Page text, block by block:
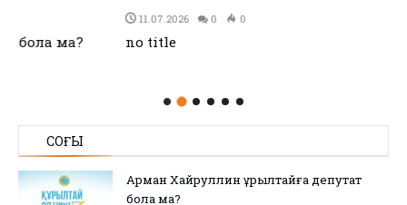
0
no title
СОҢҒЫ
Арман Хайруллин Құрылтайға депутат
бола ма?